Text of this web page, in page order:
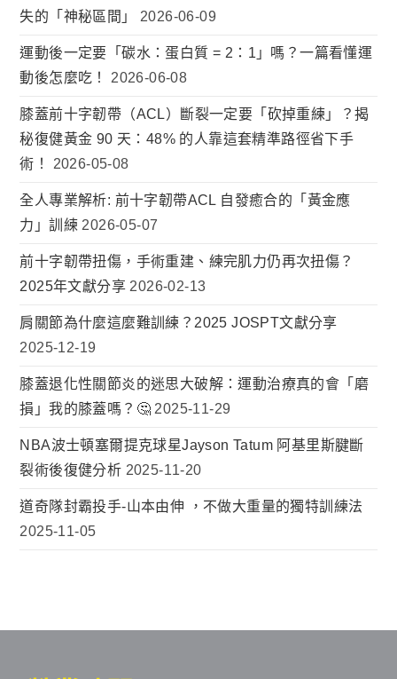
失的「神秘區間」
2026-06-09
運動後一定要「碳水：蛋白質 = 2：1」嗎？一篇看懂運
動後怎麼吃！
2026-06-08
膝蓋前十字韌帶（ACL）斷裂一定要「砍掉重練」？揭
秘復健黃金 90 天：48% 的人靠這套精準路徑省下手
術！
2026-05-08
全人專業解析: 前十字韌帶ACL 自發癒合的「黃金應
力」訓練 2026-05-07
前十字韌帶扭傷，手術重建、練完肌力仍再次扭傷？
2025年文獻分享 2026-02-13
肩關節為什麼這麼難訓練？2025 JOSPT文獻分享
2025-12-19
膝蓋退化性關節炎的迷思大破解：運動治療真的會「磨
損」我的膝蓋嗎？🤔 2025-11-29
NBA波士頓塞爾提克球星Jayson Tatum 阿基里斯腱斷
裂術後復健分析 2025-11-20
道奇隊封霸投手-山本由伸 ，不做大重量的獨特訓練法
2025-11-05